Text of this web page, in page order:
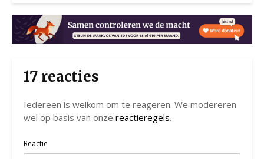
17 reacties
Iedereen is welkom om te reageren. We modereren
wel op basis van onze reactieregels.
Reactie